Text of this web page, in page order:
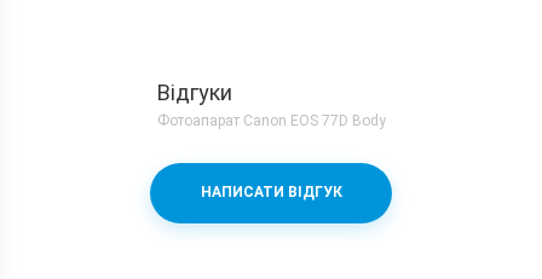
Серійна зйомка, кадрів/сек
SD (SDHC, SDXC)
CMOS
Фокусна відстань, 35-мм еквівалент залежить від об'єктиву
Відгуки
Фотоапарат Canon EOS 77D Body
НАПИСАТИ ВІДГУК